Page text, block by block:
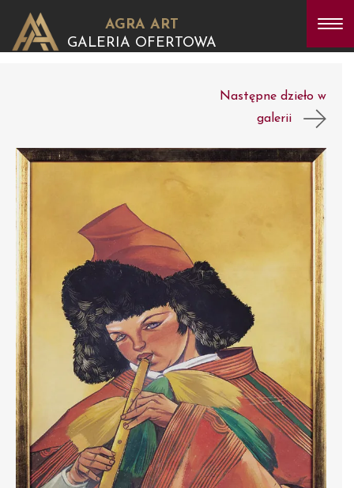
AGRA ART
GALERIA OFERTOWA
Następne dzieło w
galerii